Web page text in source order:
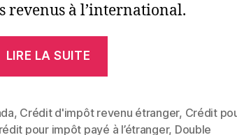
revenus à l’international.
LIRE LA SUITE
Étranger
, Crédit d'impôt revenu étranger, Crédit
pour impôt payé à l’étranger, Double